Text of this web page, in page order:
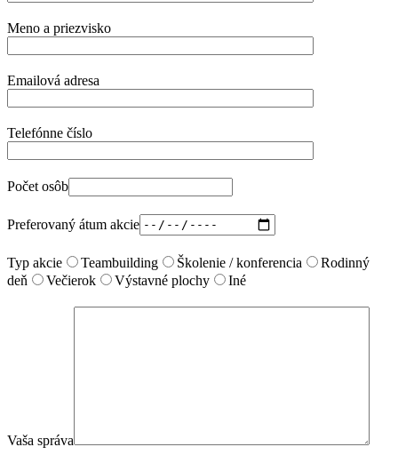
Meno a priezvisko
Emailová adresa
Telefónne číslo
Počet osôb
Preferovaný átum akcie
Typ akcie Teambuilding Školenie / konferencia
Rodinný
deň
Večierok Výstavné plochy Iné
Vaša správa